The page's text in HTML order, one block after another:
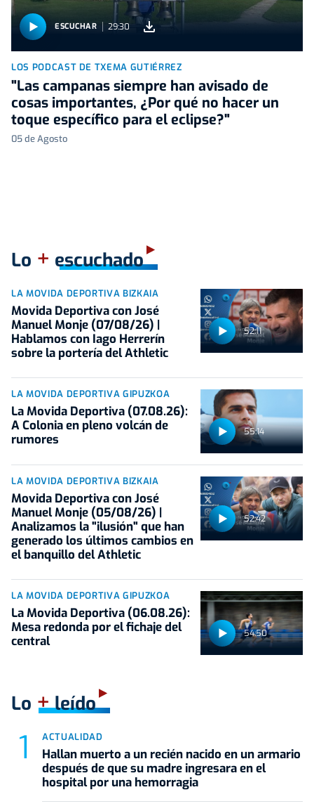
ESCUCHAR 29:30
LOS PODCAST DE TXEMA GUTIÉRREZ
"Las campanas siempre han avisado de
cosas importantes, ¿Por qué no hacer un
toque específico para el eclipse?"
05 de Agosto
Lo + escuchado
52:11
LA MOVIDA DEPORTIVA BIZKAIA
Movida Deportiva con José
Manuel Monje (07/08/26) |
Hablamos con Iago Herrerín
sobre la portería del Athletic
55:14
LA MOVIDA DEPORTIVA GIPUZKOA
La Movida Deportiva (07.08.26):
A Colonia en pleno volcán de
rumores
52:42
LA MOVIDA DEPORTIVA BIZKAIA
Movida Deportiva con José
Manuel Monje (05/08/26) |
Analizamos la "ilusión" que han
generado los últimos cambios en
el banquillo del Athletic
54:50
LA MOVIDA DEPORTIVA GIPUZKOA
La Movida Deportiva (06.08.26):
Mesa redonda por el fichaje del
central
Lo +leído
ACTUALIDAD
Hallan muerto a un recién nacido en un armario
después de que su madre ingresara en el
hospital por una hemorragia